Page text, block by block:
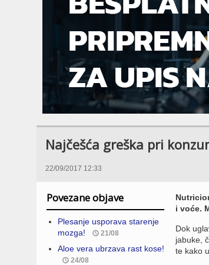
Najčešća greška pri
22/09/2017 12:33
Povezane objave
Plesanje usporava starenje
mozga!
21/08
Aloe vera ubrzava rast kose!
24/08
i voće.
Dok
jabuke,
te kako